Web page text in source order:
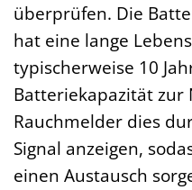
überprüfen. Die
hat eine lange
typischerweise 10
Batteriekapazität zur
Rauchmelder dies
Signal anzeigen,
einen Austausch